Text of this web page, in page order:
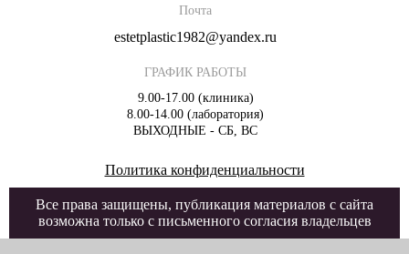
Почта
estetplastic1982@yandex.ru
ГРАФИК РАБОТЫ
9.00-17.00 (клиника)
8.00-14.00 (лаборатория)
ВЫХОДНЫЕ - СБ, ВС
Политика конфиденциальности
Все права защищены, публикация материалов с сайта
возможна только с письменного согласия владельцев